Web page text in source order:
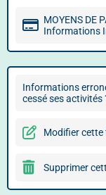
MOYENS DE
Informations
Informations
cessé ses activités
Modifier cette
Supprimer